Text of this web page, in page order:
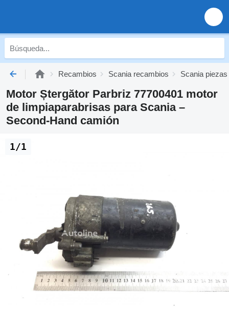
Recambios Scania recambios Scania
Motor Ștergător Parbriz 77700401 motor
de limpiaparabrisas para Scania –
Second-Hand camión
1/1